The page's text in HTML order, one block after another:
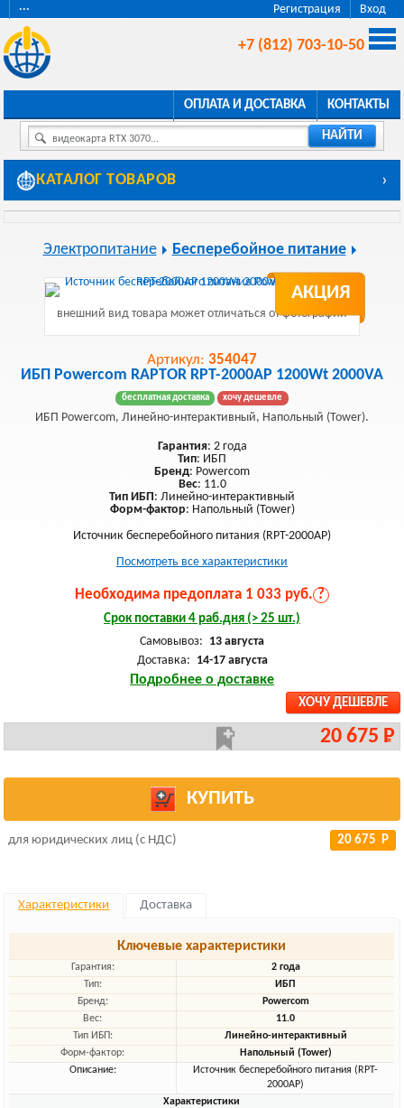
Регистрация Вход
···
+7 (812) 703-10-50
ОПЛАТА И ДОСТАВКА КОНТАКТЫ
видеокарта RTX 3070... НАЙТИ
КАТАЛОГ ТОВАРОВ ›
Электропитание Бесперебойное питание
АКЦИЯ
внешний вид товара может отличаться от фотографии
Артикул: 354047
ИБП Powercom RAPTOR RPT-2000AP 1200Wt 2000VA
бесплатная доставка хочу дешевле
ИБП Powercom, Линейно-интерактивный, Напольный (Tower).
Гарантия: 2 года
Тип: ИБП
Бренд: Powercom
Вес: 11.0
Тип ИБП: Линейно-интерактивный
Форм-фактор: Напольный (Tower)
Источник бесперебойного питания (RPT-2000AP)
Посмотреть все характеристики
Необходима предоплата 1 033 руб. ?
Срок поставки 4 раб.дня (> 25 шт.)
Самовывоз: 13 августа
Доставка: 14-17 августа
Подробнее о доставке
ХОЧУ ДЕШЕВЛЕ
20 675 Р
КУПИТЬ
для юридических лиц (с НДС) 20 675 Р
Характеристики Доставка
Ключевые характеристики
Гарантия:
2 года
Тип:
ИБП
Бренд:
Powercom
Вес:
11.0
Тип ИБП:
Линейно-интерактивный
Форм-фактор:
Напольный (Tower)
Описание:
Источник бесперебойного питания (RPT-
2000AP)
Характеристики